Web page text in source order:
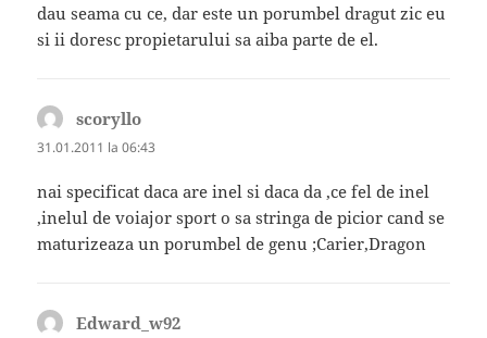
dau seama cu ce, dar este un porumbel dragut zic eu
si ii doresc propietarului sa aiba parte de el.
scoryllo
31.01.2011 la 06:43
nai specificat daca are inel si daca da ,ce fel de inel
,inelul de voiajor sport o sa stringa de picior cand se
maturizeaza un porumbel de genu ;Carier,Dragon
Edward_w92